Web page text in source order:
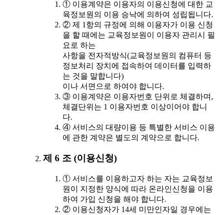
① 이용계약은 이용자의 이용신청에 대한 교
육정보원의 이용 승낙에 의하여 성립됩니다.
② 제 1항의 규정에 의해 이용자가 이용 신청
을 할 때에는 교육정보원이 이용자 관리시 필
요로 하는
사항을 전자적방식(교육정보원의 컴퓨터 등
정보처리 장치에 접속하여 데이터를 입력하
는 것을 말합니다)
이나 서면으로 하여야 합니다.
③ 이용계약은 이용자번호 단위로 체결하며,
체결단위는 1 이용자번호 이상이어야 합니
다.
④ 서비스의 대량이용 등 특별한 서비스 이용
에 관한 계약은 별도의 계약으로 합니다.
제 6 조 (이용신청)
① 서비스를 이용하고자 하는 자는 교육정보
원이 지정한 양식에 따라 온라인신청을 이용
하여 가입 신청을 해야 합니다.
② 이용신청자가 14세 미만인자일 경우에는